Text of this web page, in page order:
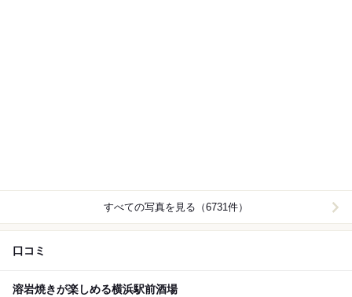
すべての写真を見る（6731件）
口コミ
溶岩焼きが楽しめる横浜駅前酒場